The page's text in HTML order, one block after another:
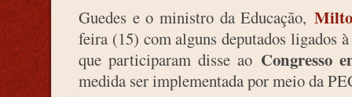
Guedes e o ministro da Educação,
feira (15) com alguns deputados ligados
que participaram disse ao Congresso
medida ser implementada por meio da